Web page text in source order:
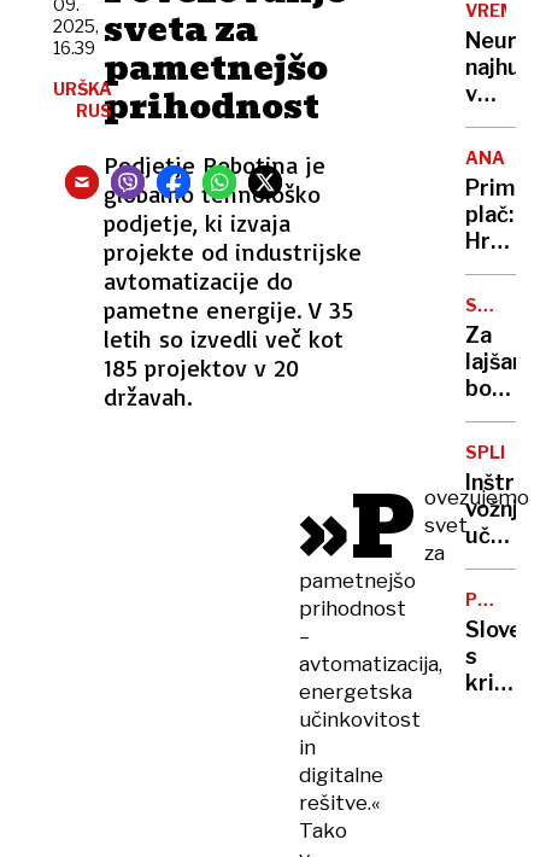
sveta za
pametnejšo
prihodnost
Podjetje Robotina je
globalno tehnološko
podjetje, ki izvaja
projekte od industrijske
avtomatizacije do
pametne energije. V 35
letih so izvedli več kot
185 projektov v 20
državah.
09.
2025,
16.39
URŠKA
RUS
»P ovezujemo
svet
za
pametnejšo
prihodnost
–
avtomatizacija,
energetska
učinkovitost
in
digitalne
rešitve.«
Tako
raje
videl
Kučana
ali
Türka
VREME
Neurja
v
občini,
v
Kopru
se
plač:
v
skokih
UČINKI
Za
bolečin
je
vzela
in
vid.
V
komi
je
bila
17
SPLIT
vožnje
učenko
ob
zid
in jo
prijel
za
s